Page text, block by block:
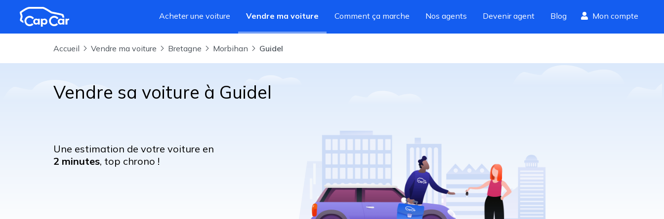
Aller au contenu principal
Acheter une voiture
Vendre ma voiture Comment ça marche Nos agents Devenir agent Blog Mon compte
Accueil Vendre ma voiture Bretagne Morbihan Guidel
Vendre sa voiture à Guidel
Une estimation de votre voiture en
2 minutes, top chrono !